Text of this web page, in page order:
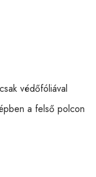
védőfóliával
a felső polcon